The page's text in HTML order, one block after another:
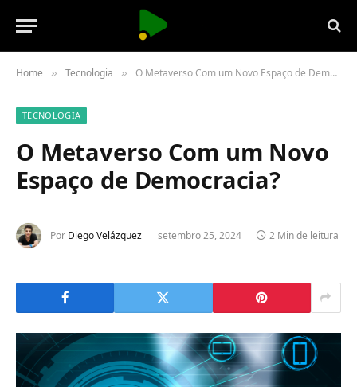
Home » Tecnologia » O Metaverso Com um Novo Espaço de Democracia?
TECNOLOGIA
O Metaverso Com um Novo
Espaço de Democracia?
Por Diego Velázquez setembro 25, 2024 2 Min de leitura